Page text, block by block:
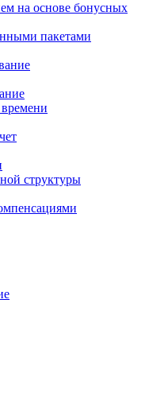
на основе бонусных
пакетами
структуры